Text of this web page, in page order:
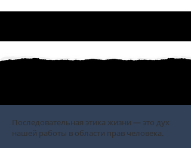
Последовательная этика жизни — это дух
нашей работы в области прав человека.